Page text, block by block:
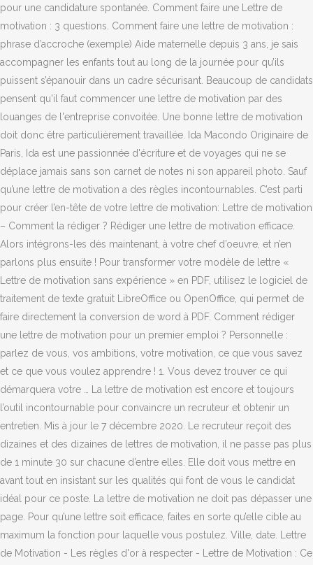
pour une candidature spontanée. Comment faire une Lettre de
motivation : 3 questions. Comment faire une lettre de motivation :
phrase d’accroche (exemple) Aide maternelle depuis 3 ans, je sais
accompagner les enfants tout au long de la journée pour qu’ils
puissent s’épanouir dans un cadre sécurisant. Beaucoup de candidats
pensent qu'il faut commencer une lettre de motivation par des
louanges de l'entreprise convoitée. Une bonne lettre de motivation
doit donc être particulièrement travaillée. Ida Macondo Originaire de
Paris, Ida est une passionnée d'écriture et de voyages qui ne se
déplace jamais sans son carnet de notes ni son appareil photo. Sauf
qu’une lettre de motivation a des règles incontournables. C’est parti
pour créer l’en-tête de votre lettre de motivation: Lettre de motivation
– Comment la rédiger ? Rédiger une lettre de motivation efficace.
Alors intégrons-les dès maintenant, à votre chef d’oeuvre, et n’en
parlons plus ensuite ! Pour transformer votre modèle de lettre «
Lettre de motivation sans expérience » en PDF, utilisez le logiciel de
traitement de texte gratuit LibreOffice ou OpenOffice, qui permet de
faire directement la conversion de word à PDF. Comment rédiger
une lettre de motivation pour un premier emploi ? Personnelle :
parlez de vous, vos ambitions, votre motivation, ce que vous savez
et ce que vous voulez apprendre ! 1. Vous devez trouver ce qui
démarquera votre … La lettre de motivation est encore et toujours
l’outil incontournable pour convaincre un recruteur et obtenir un
entretien. Mis à jour le 7 décembre 2020. Le recruteur reçoit des
dizaines et des dizaines de lettres de motivation, il ne passe pas plus
de 1 minute 30 sur chacune d’entre elles. Elle doit vous mettre en
avant tout en insistant sur les qualités qui font de vous le candidat
idéal pour ce poste. La lettre de motivation ne doit pas dépasser une
page. Pour qu’une lettre soit efficace, faites en sorte qu’elle cible au
maximum la fonction pour laquelle vous postulez. Ville, date. Lettre
de Motivation - Les règles d'or à respecter - Lettre de Motivation : Ce